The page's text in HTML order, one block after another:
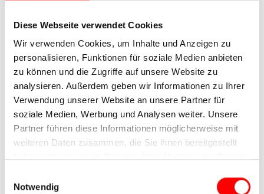
Diese Webseite verwendet Cookies
Wir verwenden Cookies, um Inhalte und Anzeigen zu
personalisieren, Funktionen für soziale Medien anbieten
zu können und die Zugriffe auf unsere Website zu
analysieren. Außerdem geben wir Informationen zu Ihrer
Verwendung unserer Website an unsere Partner für
soziale Medien, Werbung und Analysen weiter. Unsere
Partner führen diese Informationen möglicherweise mit
weiteren Daten zusammen, die Sie ihnen bereitgestellt
Notwendig